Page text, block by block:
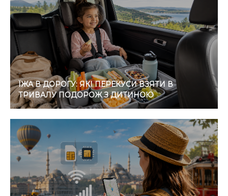
ЇЖА В ДОРОГУ: ЯКІ ПЕРЕКУСИ ВЗЯТИ В
ТРИВАЛУ ПОДОРОЖ З ДИТИНОЮ